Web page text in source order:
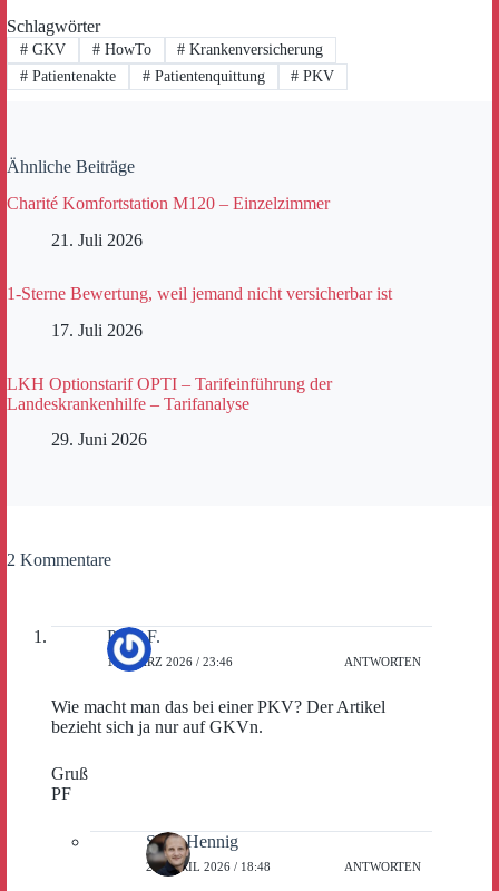
Schlagwörter
#GKV #HowTo # Krankenversicherung
#Patientenakte #Patientenquittung # PKV
Ähnliche Beiträge
Charité Komfortstation M120 – Einzelzimmer
21. Juli 2026
1-Sterne Bewertung, weil jemand nicht versicherbar ist
17. Juli 2026
LKH Optionstarif OPTI – Tarifeinführung der
Landeskrankenhilfe – Tarifanalyse
29. Juni 2026
2 Kommentare
Peter F.
14. MÄRZ 2026 / 23:46 ANTWORTEN
Wie macht man das bei einer PKV? Der Artikel
bezieht sich ja nur auf GKVn.
Gruß
PF
Sven Hennig
28. APRIL 2026 / 18:48 ANTWORTEN